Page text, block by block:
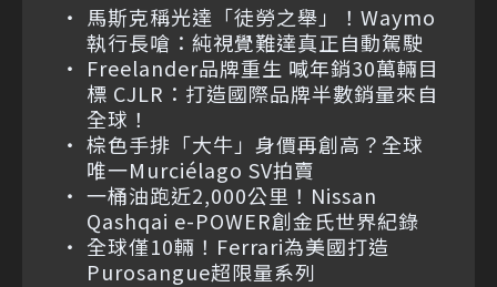
馬斯克稱光達「徒勞之舉」！Waymo
執行長嗆：純視覺難達真正自動駕駛
Freelander品牌重生 喊年銷30萬輛目
標 CJLR：打造國際品牌半數銷量來自
全球！
棕色手排「大牛」身價再創高？全球
唯一Murciélago SV拍賣
一桶油跑近2,000公里！Nissan
Qashqai e-POWER創金氏世界紀錄
全球僅10輛！Ferrari為美國打造
Purosangue超限量系列